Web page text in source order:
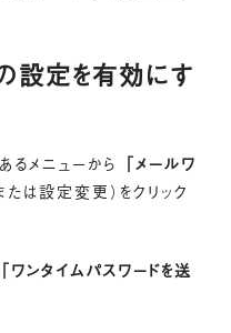
設定を有効にす
るメニューから 「メールワ
たは設定変更）をクリック
「ワンタイムパスワードを送